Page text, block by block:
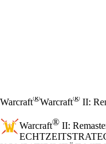
Warcraft®Warcraft® II:
Warcraft® II: